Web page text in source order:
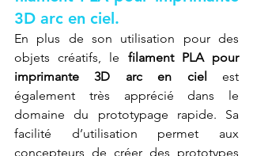
3D arc en ciel.
En plus de son utilisation pour des
objets créatifs, le filament PLA pour
imprimante 3D arc en ciel est
également très apprécié dans le
domaine du prototypage rapide. Sa
facilité d’utilisation permet aux
concepteurs de créer des prototypes